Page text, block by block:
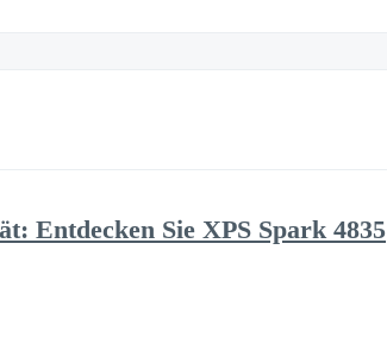
Entdecken Sie XPS Spark 4835